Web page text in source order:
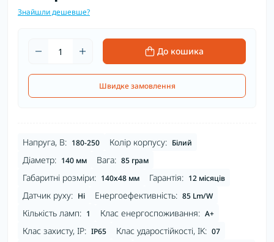
Знайшли дешевше?
До кошика
Швидке замовлення
Напруга, В: 180-250 Колір корпусу: Білий
Діаметр: 140 мм Вага: 85 грам
Габаритні розміри: 140x48 мм Гарантія: 12 місяців
Датчик руху: Ні Енергоефективність: 85 Lm/W
Кількість ламп: 1 Клас енергоспоживання: A+
Клас захисту, IP: IP65 Клас ударостійкості, IK: 07